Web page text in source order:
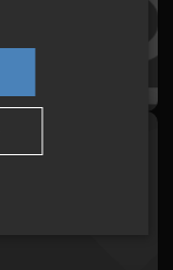
en tu email
medio